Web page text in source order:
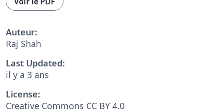
Auteur:
Raj Shah
Last Updated:
il y a 3 ans
License:
Creative Commons CC BY 4.0